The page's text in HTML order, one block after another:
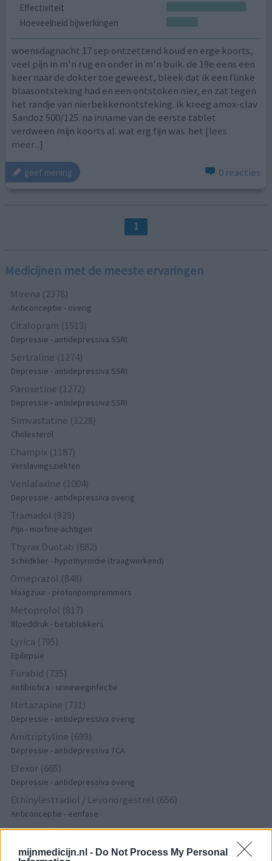
mijnmedicijn.nl - Do Not Process My Personal
Effectiviteit
Hoeveelheid bijwerkingen
woensdagnacht 17 sep ontzettend koud en erge koorts,
veel pijn in m'n rug en onder in m'n buik. de 19e eens een
keer naar de dokter toe geweest, bleek dat ik een flinke
blaasontsteking had en een ontstoken nier, en zat tegen
het randje van nierbekkenontsteking. ik kreeg amox-clav
Sandoz 500/125. na inname van de eerste tablet
verdween mijn koorts al. wat erg fijn was. het [lees
meer...]
geef mening 0 reacties
1
Medicijnen met de meeste ervaringen
Mirena (2378)
Anticonceptie - overig
Citalopram (1513)
Depressie - antidepressiva SSRI
Sertraline (1274)
Depressie - antidepressiva SSRI
Paroxetine (1272)
Depressie - antidepressiva SSRI
Simvastatine (1228)
Cholesterol
Champix (1187)
Verslavingsziekten
Venlafaxine (1004)
Depressie - antidepressiva overig
Tramadol (939)
Pijn - morfine-achtigen
Thyrax Duotab (882)
Schildklier - hypothyroidie (traagwerkend)
Omeprazol (848)
Maagzuur - protonpompremmers
Metoprolol (817)
Bloeddruk - betablokkers
Lyrica (795)
Epilepsie
Furabid (735)
Antibiotica - urineweginfectie
Mirtazapine (731)
Depressie - antidepressiva overig
Amitriptyline (699)
Depressie - antidepressiva TCA
Efexor (665)
Depressie - antidepressiva overig
Ethinylestradiol / Levonorgestrel (656)
Anticonceptie - eenfase
Seroquel (647)